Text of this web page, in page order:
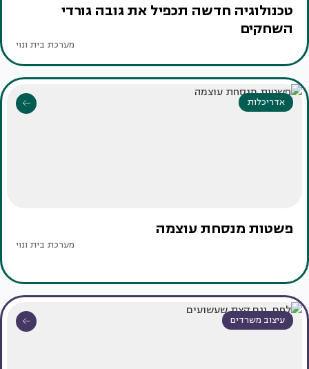
טכנולוגיה חדשה תכפיל את גובה גורדי
השחקים
מערכת בית ונוי
אדריכלות
פשטות מנסחת עוצמה
מערכת בית ונוי
עיצוב משרדים